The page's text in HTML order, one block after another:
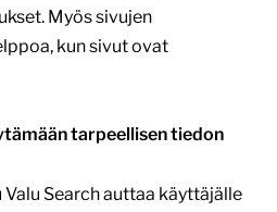
Myös sivujen
kun sivut ovat
tarpeellisen tiedon
Valu Search auttaa käyttäjälle